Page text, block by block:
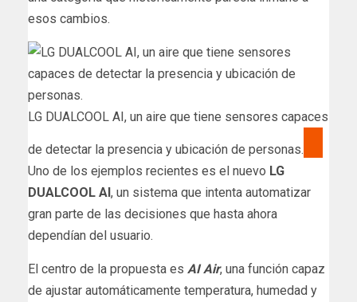
esos cambios.
LG DUALCOOL AI, un aire que tiene sensores capaces
de detectar la presencia y ubicación de personas.
Uno de los ejemplos recientes es el nuevo LG
DUALCOOL AI, un sistema que intenta automatizar
gran parte de las decisiones que hasta ahora
dependían del usuario.
El centro de la propuesta es AI Air, una función capaz
de ajustar automáticamente temperatura, humedad y